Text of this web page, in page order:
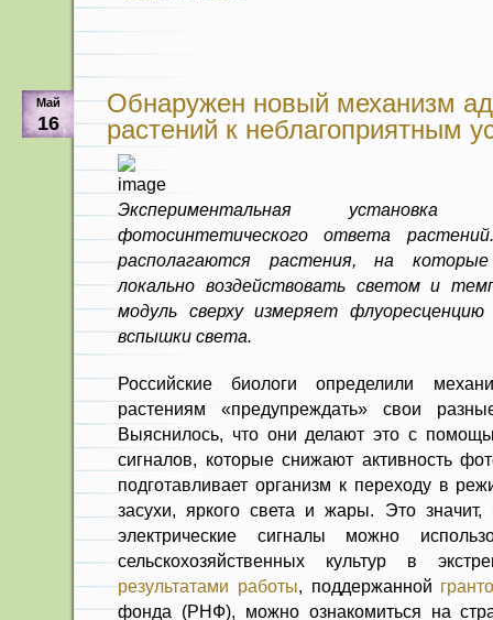
Май
16
Обнаружен новый механизм
растений к неблагоприятным
Экспериментальная установка
фотосинтетического ответа
располагаются растения, на
локально воздействовать светом и
модуль сверху измеряет
вспышки света.
Российские биологи определили
растениям «предупреждать» свои
Выяснилось, что они делают это с
сигналов, которые снижают активность
подготавливает организм к переходу в
засухи, яркого света и жары. Это значит,
электрические сигналы можно
сельскохозяйственных культур в
результатами работы, поддержанной
фонда (РНФ), можно ознакомиться на